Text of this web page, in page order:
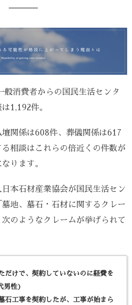
般消費者からの国民生活センタ
1,192件。
関係は608件、葬儀関係は617
相談はこれらの倍近くの件数が
ります。
本石材産業協会が国民生活セン
地、墓石・石材に関するクレー
のようなクレームが挙げられて
だけで、契約していないのに経費を
男性)
石工事を契約したが、工事が始まら